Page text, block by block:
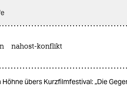
nahost-konflikt
Höhne übers Kurzfilmfestival: „Die